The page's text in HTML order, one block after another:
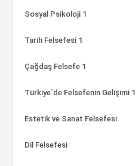
Sosyal Psikoloji 1
Tarih Felsefesi 1
Çağdaş Felsefe 1
Türkiye´de Felsefenin Gelişimi 1
Estetik ve Sanat Felsefesi
Dil Felsefesi